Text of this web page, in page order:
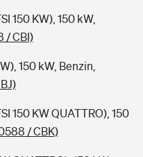
150 KW), 150 kW,
/ CBI)
150 kW, Benzin,
150 KW QUATTRO), 150
/ CBK)